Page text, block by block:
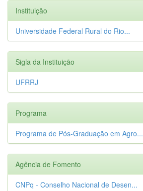
Instituição
Universidade Federal Rural do Rio...
Sigla da Instituição
UFRRJ
Programa
Programa de Pós-Graduação em Agro...
Agência de Fomento
CNPq - Conselho Nacional de Desen...